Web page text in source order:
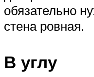
обязательно
стена ровная.
В углу